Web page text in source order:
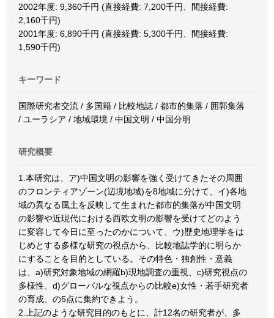
2002年度: 9,360千円 (直接経費: 7,200千円、間接経費:
2,160千円)
2001年度: 6,890千円 (直接経費: 5,300千円、間接経費:
1,590千円)
キーワード
国際研究者交流 / 多国籍 / 比較地誌 / 都市的集落 / 囲郭集落
/ ユーラシア / 地域環境 / 中国文明 / 中国分明
研究概要
1.本研究は、ア)中国文明の影響を強く受けてきたその周囲
のフロンティアゾーン(辺境地域)を8地域に分けて、イ)各地
域の異なる風土を反映して生まれた都市的集落が中国文明
の影響や近現代における西欧文明の影響を受けてどのよう
に変容して今日に至ったのかについて、ウ)歴史地理学をは
じめとする多様な研究の視点から、比較地誌学的に明らか
にすることを目的としている。その特色・独創性・意義
は、a)研究対象地域の網羅b)現地調査の重視、c)研究視点の
多様性、d)グローバルな視点からの比較e)女性・若手研究者
の育成、の5点に集約できよう。
2.上記のような研究目的のもとに、計12名の研究者が、多